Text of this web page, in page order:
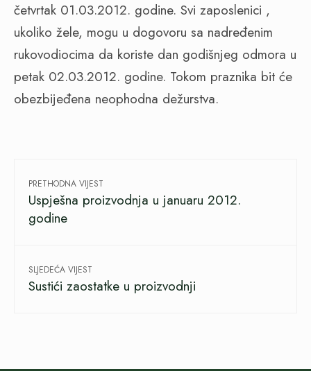
četvrtak 01.03.2012. godine. Svi zaposlenici ,
ukoliko žele, mogu u dogovoru sa nadređenim
rukovodiocima da koriste dan godišnjeg odmora u
petak 02.03.2012. godine. Tokom praznika bit će
obezbijeđena neophodna dežurstva.
PRETHODNA VIJEST
Uspješna proizvodnja u januaru 2012.
godine
SLJEDEĆA VIJEST
Sustići zaostatke u proizvodnji